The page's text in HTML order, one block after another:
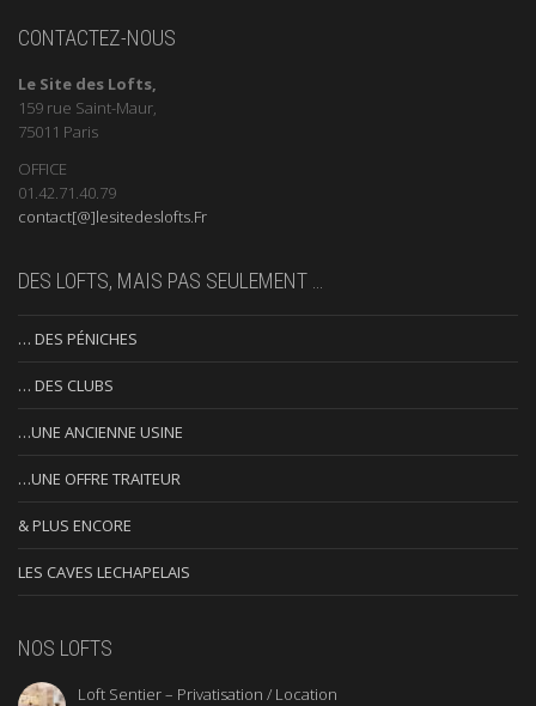
CONTACTEZ-NOUS
Le Site des Lofts,
159 rue Saint-Maur,
75011 Paris
OFFICE
01.42.71.40.79
contact[@]lesitedeslofts.Fr
DES LOFTS, MAIS PAS SEULEMENT …
… DES PÉNICHES
… DES CLUBS
…UNE ANCIENNE USINE
…UNE OFFRE TRAITEUR
& PLUS ENCORE
LES CAVES LECHAPELAIS
NOS LOFTS
Loft Sentier – Privatisation / Location